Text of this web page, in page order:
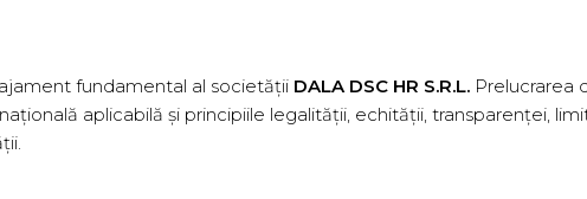
fundamental al societății DALA DSC HR S.R.L. Prelucrarea
aplicabilă și principiile legalității, echității, transparenței,